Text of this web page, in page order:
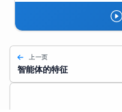
上一页
智能体的特征